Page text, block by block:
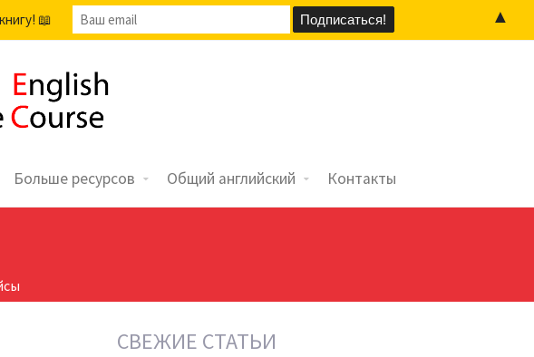
Больше ресурсов Общий английский Контакты
СВЕЖИЕ СТАТЬИ
📖 ▲